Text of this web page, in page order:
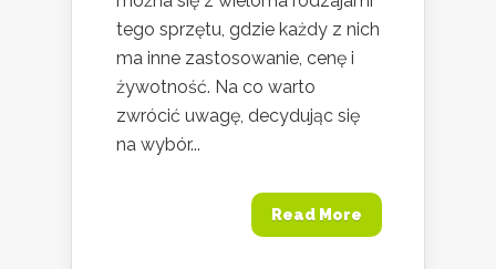
tego sprzętu, gdzie każdy z nich
ma inne zastosowanie, cenę i
żywotność. Na co warto
zwrócić uwagę, decydując się
na wybór...
Read More